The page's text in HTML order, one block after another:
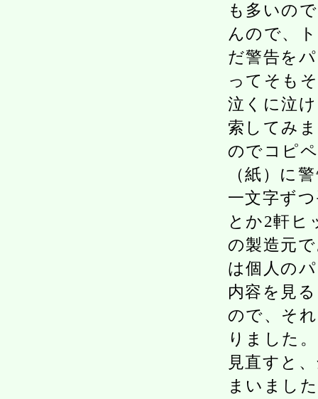
も多いの
んので、
だ警告を
ってそも
泣くに泣
索してみ
のでコピ
（紙）に
一文字ず
とか2軒ヒ
の製造元
は個人の
内容を見
ので、そ
りました
見直すと
まいまし